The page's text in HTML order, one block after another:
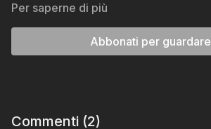
Per saperne di più
Abbonati per guardare
Commenti (2)